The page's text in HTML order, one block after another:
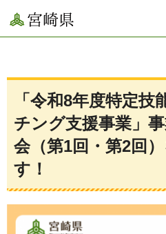
宮崎県
「令和8年度特定技
チング支援事業」
会（第1回・第2回
す！